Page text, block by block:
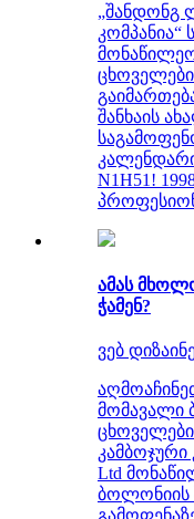
„შანდონგ
კომპანია“
შანხაის
N1H51!
ამას
ჭამენ?
ვებ
მომავალი
კამბოჯური
Ltd
ბოლონიის